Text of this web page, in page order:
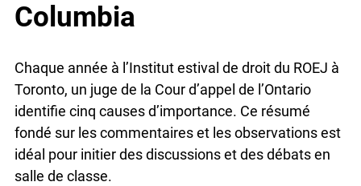
Columbia
Chaque année à l’Institut estival de droit du ROEJ
à Toronto, un juge de la Cour d’appel de l’Ontario
identifie cinq causes d’importance. Ce résumé
fondé sur les commentaires et les observations
est idéal pour initier des discussions et des débats
en salle de classe.